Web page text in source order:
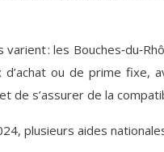
: les
ou de prime
de s’assurer de la
plusieurs aides